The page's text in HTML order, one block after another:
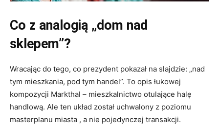
Co z analogią „dom nad
sklepem”?
Wracając do tego, co prezydent pokazał na slajdzie: „nad
tym mieszkania, pod tym handel”. To opis łukowej
kompozycji Markthal – mieszkalnictwo otulające halę
handlową. Ale ten układ został uchwalony z poziomu
masterplanu miasta , a nie pojedynczej transakcji.